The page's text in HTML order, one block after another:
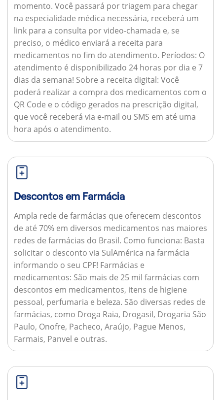
momento. Você passará por triagem para chegar
na especialidade médica necessária, receberá um
link para a consulta por video-chamada e, se
preciso, o médico enviará a receita para
medicamentos no fim do atendimento. Períodos: O
atendimento é disponibilizado 24 horas por dia e 7
dias da semana! Sobre a receita digital: Você
poderá realizar a compra dos medicamentos com o
QR Code e o código gerados na prescrição digital,
que você receberá via e-mail ou SMS em até uma
hora após o atendimento.
Descontos em Farmácia
Ampla rede de farmácias que oferecem descontos
de até 70% em diversos medicamentos nas maiores
redes de farmácias do Brasil. Como funciona: Basta
solicitar o desconto via SulAmérica na farmácia
informando o seu CPF! Farmácias e
medicamentos: São mais de 25 mil farmácias com
descontos em medicamentos, itens de higiene
pessoal, perfumaria e beleza. São diversas redes de
farmácias, como Droga Raia, Drogasil, Drogaria São
Paulo, Onofre, Pacheco, Araújo, Pague Menos,
Farmais, Panvel e outras.